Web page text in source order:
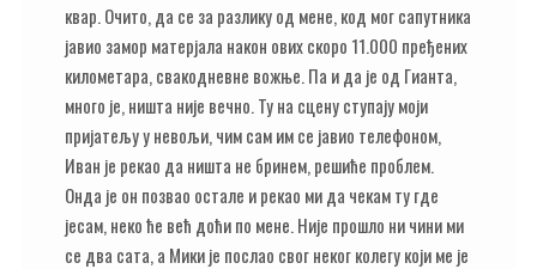
квар. Очито, да се за разлику од мене, код мог сапутника
јавио замор матерјала након ових скоро 11.000 пређених
километара, свакодневне вожње. Па и да је од Гианта,
много је, ништа није вечно. Ту на сцену ступају моји
пријатељу у невољи, чим сам им се јавио телефоном,
Иван је рекао да ништа не бринем, решиће проблем.
Онда је он позвао остале и рекао ми да чекам ту где
јесам, неко ће већ доћи по мене. Није прошло ни чини ми
се два сата, а Мики је послао свог неког колегу који ме је